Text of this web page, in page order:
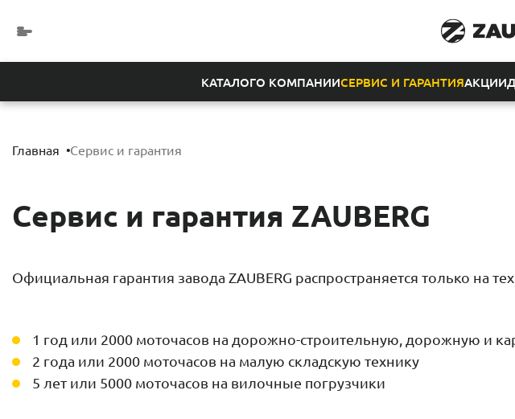
КАТАЛОГО КОМПАНИИСЕРВИС И ГАРАНТИЯАКЦИИ
Главная Сервис и гарантия
Сервис и гарантия ZAUBERG
Официальная гарантия завода ZAUBERG распространяется только
1 год или 2000 моточасов на дорожно-строительную, дорожную и
2 года или 2000 моточасов на малую складскую технику
5 лет или 5000 моточасов на вилочные погрузчики